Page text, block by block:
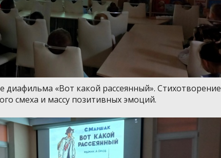
диафильма «Вот какой рассеянный». Стихотворение
смеха и массу позитивных эмоций.